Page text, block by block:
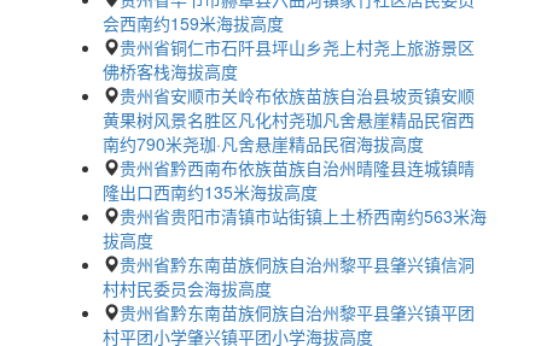
会西南约159米海拔高度
贵州省铜仁市石阡县坪山乡尧上村尧上旅游景区
佛桥客栈海拔高度
贵州省安顺市关岭布依族苗族自治县坡贡镇安顺
黄果树风景名胜区凡化村尧珈凡舍悬崖精品民宿西
南约790米尧珈·凡舍悬崖精品民宿海拔高度
贵州省黔西南布依族苗族自治州晴隆县连城镇晴
隆出口西南约135米海拔高度
贵州省贵阳市清镇市站街镇上土桥西南约563米海
拔高度
贵州省黔东南苗族侗族自治州黎平县肇兴镇信洞
村村民委员会海拔高度
贵州省黔东南苗族侗族自治州黎平县肇兴镇平团
村平团小学肇兴镇平团小学海拔高度